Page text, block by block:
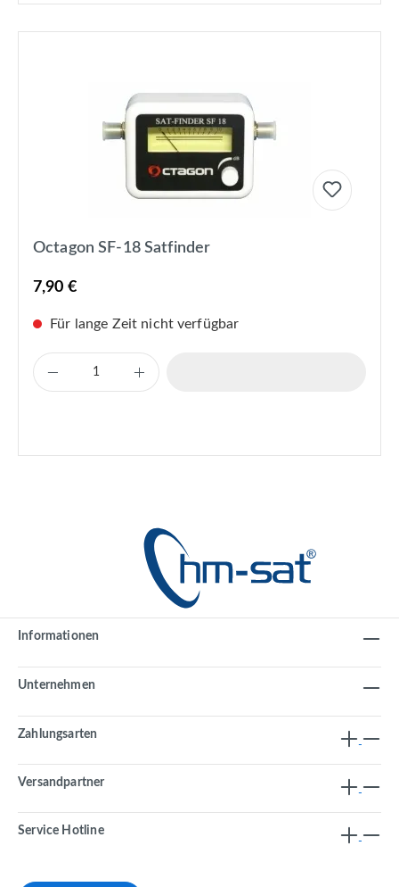
Octagon SF-18 Satfinder
7,90 €
Für lange Zeit nicht verfügbar
Informationen
Unternehmen
Zahlungsarten
Versandpartner
Service Hotline